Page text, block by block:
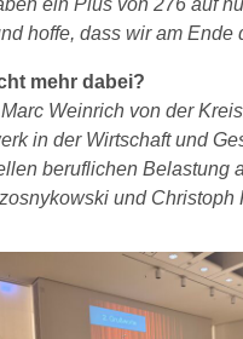
ein Plus von 276 auf
hoffe, dass wir am
mehr dabei?
Weinrich von der
in der Wirtschaft und
beruflichen
und Christoph